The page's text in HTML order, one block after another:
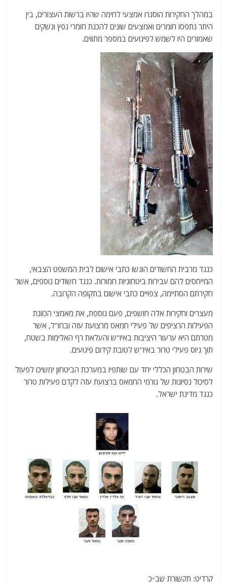
במהלך החקירות הוסגרו אמצעי לחימה שהיו ברשות העצורים, בין
היתר נתפסו חומרים ואמצעים שונים להכנת חומרי נפץ ונשקים
שאמורים היו לשמש לפיגועים במספר מתווים.
כנגד מרבית החשודים הוגשו כתבי אישום לבית המשפט הצבאי,
המייחסים להם עבירות ביטחוניות חמורות. כנגד חשודים נוספים, אשר
חקירתם הסתיימה, צפויים כתבי אישום בתקופה הקרובה.
מעצרים וחקירות אלה חושפים, פעם נוספת, את מאמצי הכוונת
הפעילות הרציפים של פעילי חמאס מרצועת עזה ובחו"ל, אשר
מטרתם היא ערעור היציבות באיו"ש והעלאת רף האלימות בשטח,
תוך גיוס פעילי טרור באיו"ש לטובת קידום פיגועים.
שירות הבטחון הכללי יחד עם שותפיו במערכת הביטחון ימשיכו לפעול
לסיכול נסיונות של גורמי החמאס ברצועת עזה לקדם פעילות טרור
כנגד מדינת ישראל.
קרדיט: תקשורת שב״כ